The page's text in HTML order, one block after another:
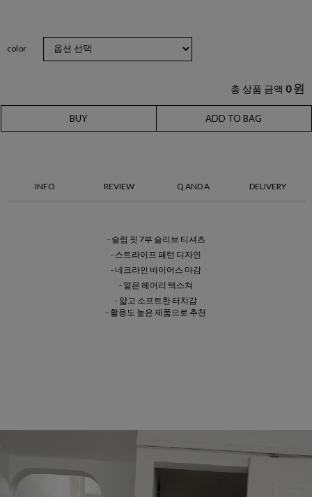
color
총 상품 금액 0 원
BUY ADD TO BAG
INFO REVIEW Q AND A DELIVERY
- 슬림 핏 7부 슬리브 티셔츠
- 스트라이프 패턴 디자인
- 네크라인 바이어스 마감
- 옅은 헤어리 텍스쳐
- 얇고 소프트한 터치감
- 활용도 높은 제품으로 추천